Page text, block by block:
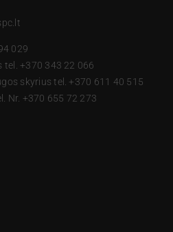
029
tel. +370 343 22 066
skyrius tel. +370 611 40 515
Nr. +370 655 72 273